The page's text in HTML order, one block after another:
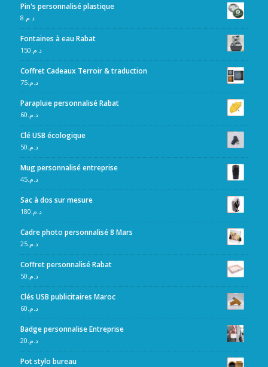
Pin's personnalisé plastique
د.م. 8
Fontaines à eau Rabat
د.م. 150
Coffret Cadeaux Terroir & traduction
د.م.75
Parapluie personnalisé Rabat
د.م. 60
Clé USB écologique
د.م. 50
Mug personnalisé entreprise
د.م.45
Sac à dos sur mesure
د.م. 180
Cadre photo personnalisé 8 Mars
د.م.25
Coffret personnalisé Rabat
د.م. 50
Clés USB publicitaires Maroc
د.م. 60
Badge personnalise Entreprise
د.م. 20
Pot stylo bureau